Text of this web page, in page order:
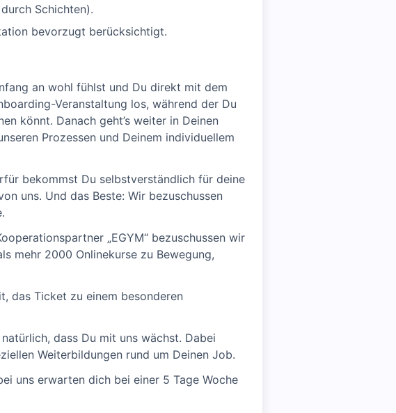
Schichten).
bevorzugt berücksichtigt.
an wohl fühlst und Du direkt mit dem
Veranstaltung los, während der Du
könnt. Danach geht’s weiter in Deinen
Prozessen und Deinem individuellem
bekommst Du selbstverständlich für deine
uns. Und das Beste: Wir bezuschussen
„EGYM“ bezuschussen wir
mehr 2000 Onlinekurse zu Bewegung,
das Ticket zu einem besonderen
dass Du mit uns wächst. Dabei
Weiterbildungen rund um Deinen Job.
uns erwarten dich bei einer 5 Tage Woche